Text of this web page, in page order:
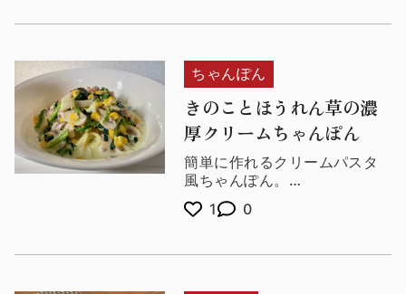
ホットサンドにしても
ちゃんぽん
きのことほうれん草の濃
厚クリームちゃんぽん
簡単に作れるクリームパスタ
風ちゃんぽん。
お好みできのこの種類を変え
てもOK！
濃厚なスープに仕上がりま
1 0